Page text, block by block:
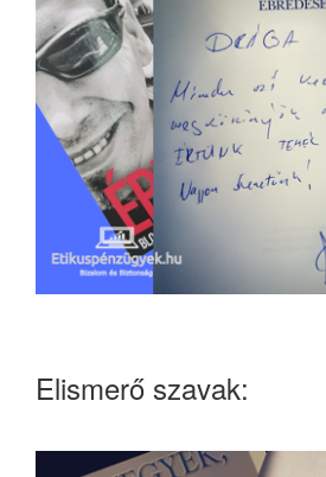
Elismerő szavak: